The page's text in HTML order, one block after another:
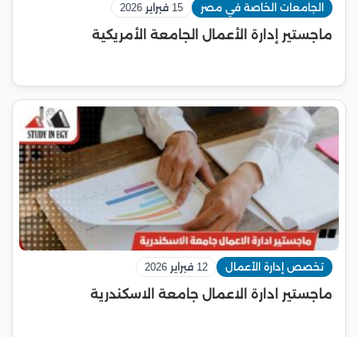
الجامعات الخاصة في مصر 15 فبراير 2026
ماجستير إدارة الأعمال الجامعة الأمريكية
تخصص إدارة الأعمال 12 فبراير 2026
ماجستير ادارة الاعمال جامعة الاسكندرية